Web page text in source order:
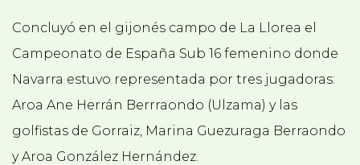
Concluyó en el gijonés campo de La Llorea el
Campeonato de España Sub 16 femenino donde
Navarra estuvo representada por tres jugadoras:
Aroa Ane Herrán Berrraondo (Ulzama) y las
golfistas de Gorraiz, Marina Guezuraga Berraondo
y Aroa González Hernández.